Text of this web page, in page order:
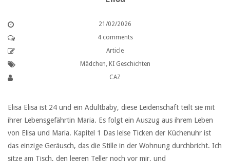
21/02/2026
4 comments
Article
Mädchen, KI Geschichten
CAZ
Elisa Elisa ist 24 und ein Adultbaby, diese Leidenschaft teilt sie mit
ihrer Lebensgefährtin Maria. Es folgt ein Auszug aus ihrem Leben
von Elisa und Maria. Kapitel 1 Das leise Ticken der Küchenuhr ist
das einzige Geräusch, das die Stille in der Wohnung durchbricht. Ich
sitze am Tisch, den leeren Teller noch vor mir, und